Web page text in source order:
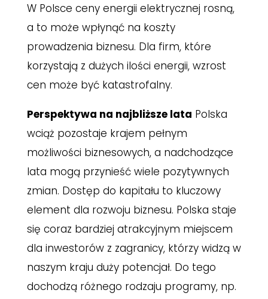
W Polsce ceny energii elektrycznej rosną,
a to może wpłynąć na koszty
prowadzenia biznesu. Dla firm, które
korzystają z dużych ilości energii, wzrost
cen może być katastrofalny.
Perspektywa na najbliższe lata Polska
wciąż pozostaje krajem pełnym
możliwości biznesowych, a nadchodzące
lata mogą przynieść wiele pozytywnych
zmian. Dostęp do kapitału to kluczowy
element dla rozwoju biznesu. Polska staje
się coraz bardziej atrakcyjnym miejscem
dla inwestorów z zagranicy, którzy widzą w
naszym kraju duży potencjał. Do tego
dochodzą różnego rodzaju programy, np.